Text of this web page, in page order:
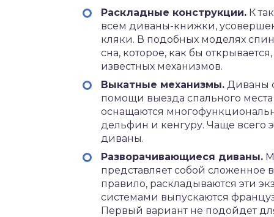
Раскладные конструкции. К
всем диваны-книжки,
кляки. В подобных моделях
сна, которое, как бы
известных механизмов.
Выкатные механизмы. Диваны
помощи выезда спального
оснащаются
дельфин и кенгуру. Чаще всего
диваны.
Разворачивающиеся диваны.
представляет собой сложенное
правило, раскладываются эти
системами выпускаются
Первый вариант не подойдет